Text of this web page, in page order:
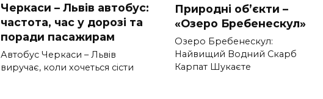
Черкаси – Львів автобус:
частота, час у дорозі та
поради пасажирам
Автобус Черкаси – Львів
виручає, коли хочеться сісти
Природні об’єкти –
«Озеро Бребенескул»
Озеро Бребенескул:
Найвищий Водний Скарб
Карпат Шукаєте